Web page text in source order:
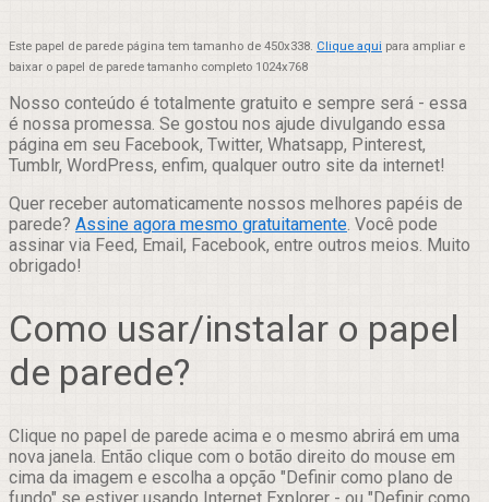
Este papel de parede página tem tamanho de 450x338. Clique aqui para ampliar e
baixar o papel de parede tamanho completo 1024x768
Nosso conteúdo é totalmente gratuito e sempre será - essa
é nossa promessa. Se gostou nos ajude divulgando essa
página em seu Facebook, Twitter, Whatsapp, Pinterest,
Tumblr, WordPress, enfim, qualquer outro site da internet!
Quer receber automaticamente nossos melhores papéis de
parede? Assine agora mesmo gratuitamente. Você pode
assinar via Feed, Email, Facebook, entre outros meios. Muito
obrigado!
Como usar/instalar o papel
de parede?
Clique no papel de parede acima e o mesmo abrirá em uma
nova janela. Então clique com o botão direito do mouse em
cima da imagem e escolha a opção "Definir como plano de
fundo" se estiver usando Internet Explorer - ou "Definir como